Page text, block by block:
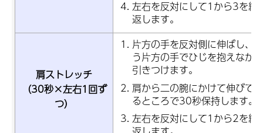
左右を反対にして1から3を繰
返します。
肩ストレッチ
（30秒×左右1回ず
つ）
片方の手を反対側に伸ばし、も
う片方の手でひじを抱えながら
引きつけます。
肩から二の腕にかけて伸びてい
るところで30秒保持します。
左右を反対にして1から2を繰